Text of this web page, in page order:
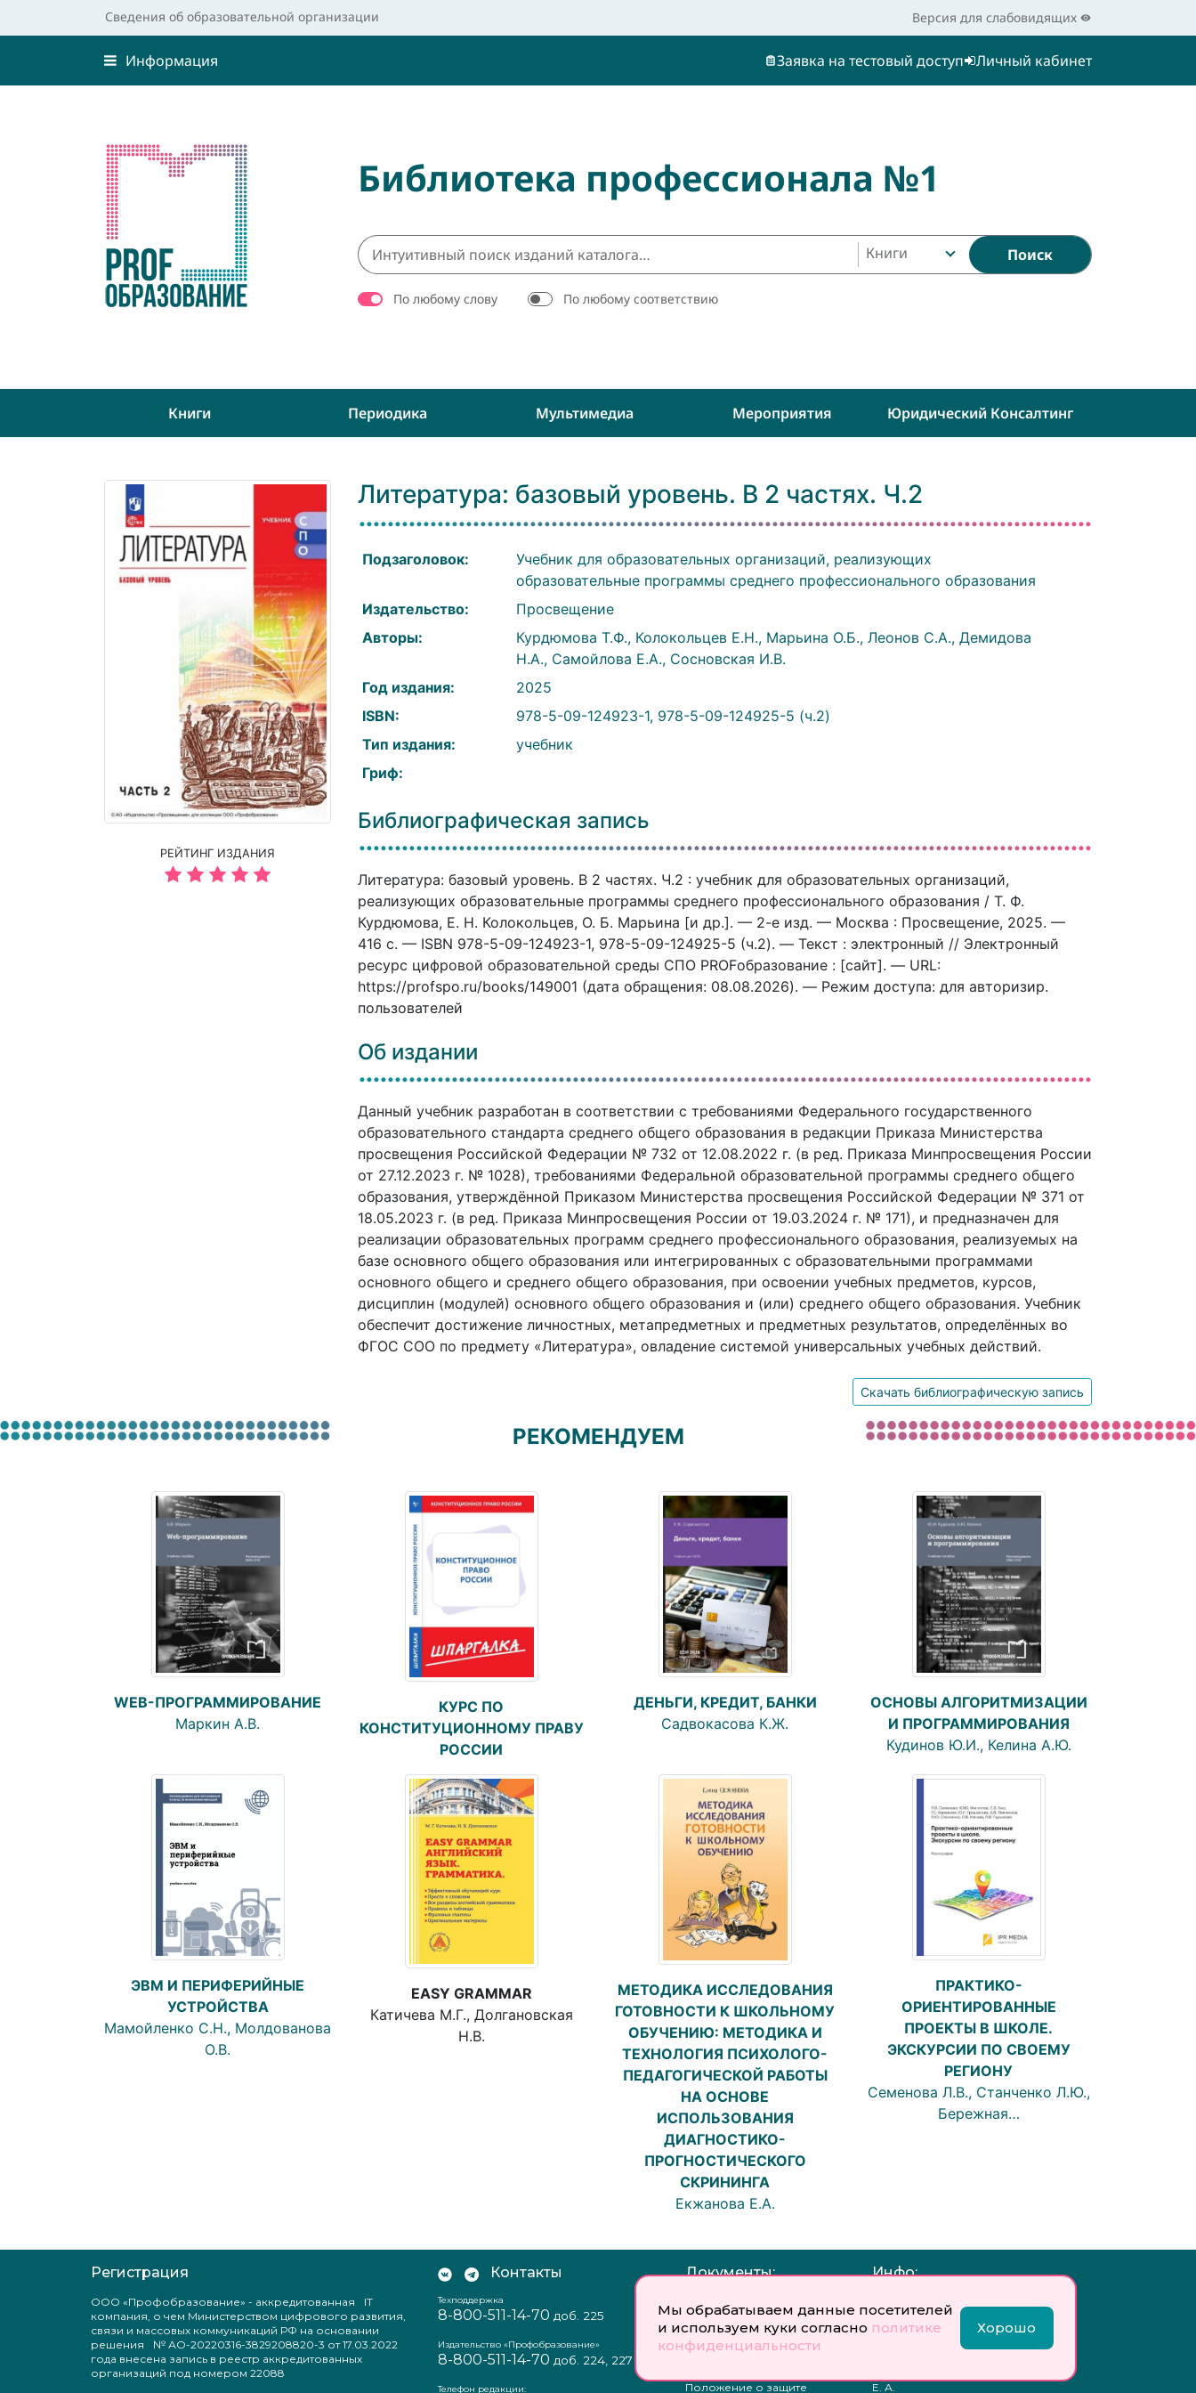
Мы обрабатываем данные посетителей
и используем куки согласно политике
конфиденциальности
Хорошо
Сведения об образовательной организации Версия для слабовидящих
Информация Заявка на тестовый доступ Личный кабинет
Библиотека профессионала №1
Книги Поиск
По любому слову По любому соответствию
Книги Периодика Мультимедиа Мероприятия Юридический Консалтинг
РЕЙТИНГ ИЗДАНИЯ
Литература: базовый уровень. В 2 частях. Ч.2
Подзаголовок:
Учебник для образовательных организаций, реализующих
образовательные программы среднего профессионального образования
Издательство:
Просвещение
Авторы:
Курдюмова Т.Ф., Колокольцев Е.Н., Марьина О.Б., Леонов С.А., Демидова
Н.А., Самойлова Е.А., Сосновская И.В.
Год издания:
2025
ISBN:
978-5-09-124923-1, 978-5-09-124925-5 (ч.2)
Тип издания:
учебник
Гриф:
Библиографическая запись
Литература: базовый уровень. В 2 частях. Ч.2 : учебник для образовательных организаций,
реализующих образовательные программы среднего профессионального образования / Т. Ф.
Курдюмова, Е. Н. Колокольцев, О. Б. Марьина [и др.]. — 2-е изд. — Москва : Просвещение, 2025. —
416 c. — ISBN 978-5-09-124923-1, 978-5-09-124925-5 (ч.2). — Текст : электронный // Электронный
ресурс цифровой образовательной среды СПО PROFобразование : [сайт]. — URL:
https://profspo.ru/books/149001 (дата обращения: 08.08.2026). — Режим доступа: для авторизир.
пользователей
Об издании
Данный учебник разработан в соответствии с требованиями Федерального государственного
образовательного стандарта среднего общего образования в редакции Приказа Министерства
просвещения Российской Федерации № 732 от 12.08.2022 г. (в ред. Приказа Минпросвещения России
от 27.12.2023 г. № 1028), требованиями Федеральной образовательной программы среднего общего
образования, утверждённой Приказом Министерства просвещения Российской Федерации № 371 от
18.05.2023 г. (в ред. Приказа Минпросвещения России от 19.03.2024 г. № 171), и предназначен для
реализации образовательных программ среднего профессионального образования, реализуемых на
базе основного общего образования или интегрированных с образовательными программами
основного общего и среднего общего образования, при освоении учебных предметов, курсов,
дисциплин (модулей) основного общего образования и (или) среднего общего образования. Учебник
обеспечит достижение личностных, метапредметных и предметных результатов, определённых во
ФГОС СОО по предмету «Литература», овладение системой универсальных учебных действий.
Скачать библиографическую запись
РЕКОМЕНДУЕМ
WEB-ПРОГРАММИРОВАНИЕ
Маркин А.В.
КУРС ПО
КОНСТИТУЦИОННОМУ ПРАВУ
РОССИИ
ДЕНЬГИ, КРЕДИТ, БАНКИ
Садвокасова К.Ж.
ОСНОВЫ АЛГОРИТМИЗАЦИИ
И ПРОГРАММИРОВАНИЯ
Кудинов Ю.И., Келина А.Ю.
ЭВМ И ПЕРИФЕРИЙНЫЕ
УСТРОЙСТВА
Мамойленко С.Н., Молдованова
О.В.
EASY GRAMMAR
Катичева М.Г., Долгановская
Н.В.
МЕТОДИКА ИССЛЕДОВАНИЯ
ГОТОВНОСТИ К ШКОЛЬНОМУ
ОБУЧЕНИЮ: МЕТОДИКА И
ТЕХНОЛОГИЯ ПСИХОЛОГО-
ПЕДАГОГИЧЕСКОЙ РАБОТЫ
НА ОСНОВЕ
ИСПОЛЬЗОВАНИЯ
ДИАГНОСТИКО-
ПРОГНОСТИЧЕСКОГО
СКРИНИНГА
Екжанова Е.А.
ПРАКТИКО-
ОРИЕНТИРОВАННЫЕ
ПРОЕКТЫ В ШКОЛЕ.
ЭКСКУРСИИ ПО СВОЕМУ
РЕГИОНУ
Семенова Л.В., Станченко Л.Ю.,
Бережная…
Регистрация
ООО «Профобразование» - аккредитованная IT
компания, о чем Министерством цифрового развития,
связи и массовых коммуникаций РФ на основании
решения № АО-20220316-3829208820-3 от 17.03.2022
года внесена запись в реестр аккредитованных
организаций под номером 22088
Контакты
Техподдержка
8-800-511-14-70 доб. 225
Издательство «Профобразование»
8-800-511-14-70 доб. 224, 227
Телефон редакции:
Документы:
Отзыв согласия на обработку
персональных данных
Пользовательское
соглашение
Положение о защите
Инфо:
Учредитель: Общество с
ограниченной
ответственностью
«Профобразование»
Е. А.